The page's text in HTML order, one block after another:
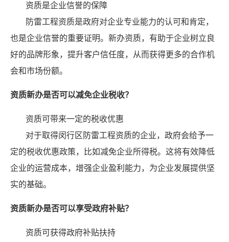
资质是企业信誉的保障
防雷工程资质是政府对企业专业能力的认可和肯定，
也是企业信誉的重要证明。新办资质，有助于企业树立良
好的品牌形象，提升客户信任度，从而获得更多的合作机
会和市场份额。
资质新办是否可以减免企业税收？
资质可带来一定的税收优惠
对于取得闵行区防雷工程资质的企业，政府会给予一
定的税收优惠政策，比如减免企业所得税。这将有效降低
企业的运营成本，增强企业盈利能力，为企业发展提供坚
实的基础。
资质新办是否可以享受政府补贴？
资质可获得政府补贴扶持